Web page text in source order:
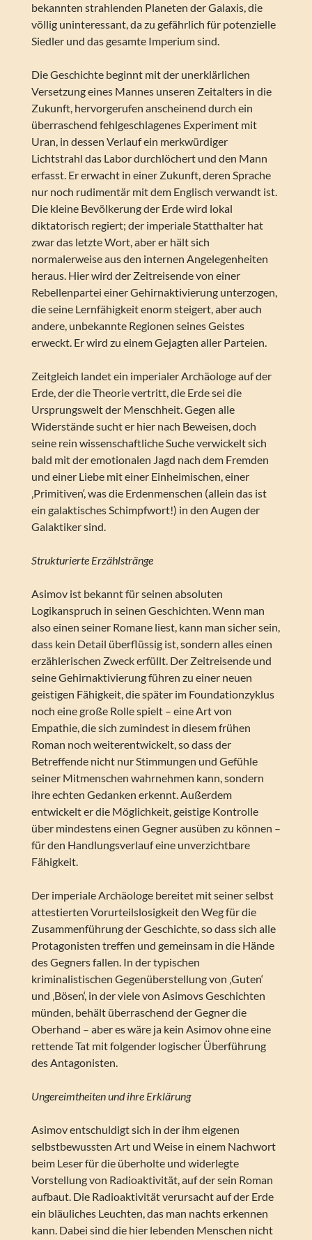
bekannten strahlenden Planeten der Galaxis, die
völlig uninteressant, da zu gefährlich für potenzielle
Siedler und das gesamte Imperium sind.
Die Geschichte beginnt mit der unerklärlichen
Versetzung eines Mannes unseren Zeitalters in die
Zukunft, hervorgerufen anscheinend durch ein
überraschend fehlgeschlagenes Experiment mit
Uran, in dessen Verlauf ein merkwürdiger
Lichtstrahl das Labor durchlöchert und den Mann
erfasst. Er erwacht in einer Zukunft, deren Sprache
nur noch rudimentär mit dem Englisch verwandt ist.
Die kleine Bevölkerung der Erde wird lokal
diktatorisch regiert; der imperiale Statthalter hat
zwar das letzte Wort, aber er hält sich
normalerweise aus den internen Angelegenheiten
heraus. Hier wird der Zeitreisende von einer
Rebellenpartei einer Gehirnaktivierung unterzogen,
die seine Lernfähigkeit enorm steigert, aber auch
andere, unbekannte Regionen seines Geistes
erweckt. Er wird zu einem Gejagten aller Parteien.
Zeitgleich landet ein imperialer Archäologe auf der
Erde, der die Theorie vertritt, die Erde sei die
Ursprungswelt der Menschheit. Gegen alle
Widerstände sucht er hier nach Beweisen, doch
seine rein wissenschaftliche Suche verwickelt sich
bald mit der emotionalen Jagd nach dem Fremden
und einer Liebe mit einer Einheimischen, einer
‚Primitiven‘, was die Erdenmenschen (allein das ist
ein galaktisches Schimpfwort!) in den Augen der
Galaktiker sind.
Strukturierte Erzählstränge
Asimov ist bekannt für seinen absoluten
Logikanspruch in seinen Geschichten. Wenn man
also einen seiner Romane liest, kann man sicher sein,
dass kein Detail überflüssig ist, sondern alles einen
erzählerischen Zweck erfüllt. Der Zeitreisende und
seine Gehirnaktivierung führen zu einer neuen
geistigen Fähigkeit, die später im Foundationzyklus
noch eine große Rolle spielt – eine Art von
Empathie, die sich zumindest in diesem frühen
Roman noch weiterentwickelt, so dass der
Betreffende nicht nur Stimmungen und Gefühle
seiner Mitmenschen wahrnehmen kann, sondern
ihre echten Gedanken erkennt. Außerdem
entwickelt er die Möglichkeit, geistige Kontrolle
über mindestens einen Gegner ausüben zu können –
für den Handlungsverlauf eine unverzichtbare
Fähigkeit.
Der imperiale Archäologe bereitet mit seiner selbst
attestierten Vorurteilslosigkeit den Weg für die
Zusammenführung der Geschichte, so dass sich alle
Protagonisten treffen und gemeinsam in die Hände
des Gegners fallen. In der typischen
kriminalistischen Gegenüberstellung von ‚Guten‘
und ‚Bösen‘, in der viele von Asimovs Geschichten
münden, behält überraschend der Gegner die
Oberhand – aber es wäre ja kein Asimov ohne eine
rettende Tat mit folgender logischer Überführung
des Antagonisten.
Ungereimtheiten und ihre Erklärung
Asimov entschuldigt sich in der ihm eigenen
selbstbewussten Art und Weise in einem Nachwort
beim Leser für die überholte und widerlegte
Vorstellung von Radioaktivität, auf der sein Roman
aufbaut. Die Radioaktivität verursacht auf der Erde
ein bläuliches Leuchten, das man nachts erkennen
kann. Dabei sind die hier lebenden Menschen nicht